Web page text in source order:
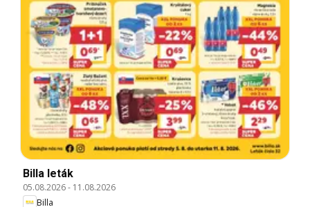
Billa leták
05.08.2026- 11.08.2026
Billa